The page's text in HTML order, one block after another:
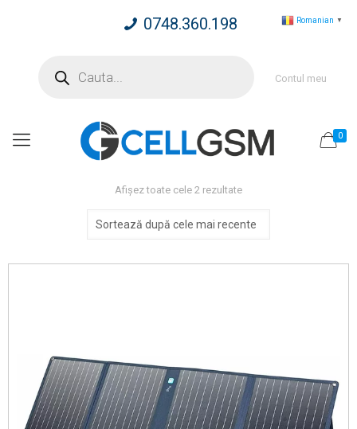
0748.360.198
search
Contul meu
0
Afișez toate cele 2 rezultateSortat
cele
Romanian ▼